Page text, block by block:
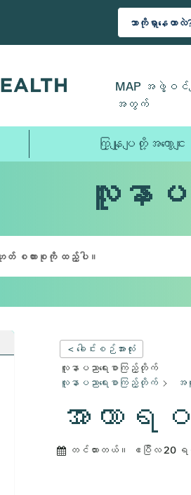
MAP အဖွဲ့ဝင်မျ
အတွက်
ကြှနျုပျတို့အကွောငျး
လူနာပ
< ခေါင်းစဉ်အားလုံး
လူနာပညာရေးစာကြည့်တိုက်
လူနာပညာရေးစာကြည့်တိုက်
အ
အာဟာရဝ
တင်ထားတယ်။ ဧပြီလ 20